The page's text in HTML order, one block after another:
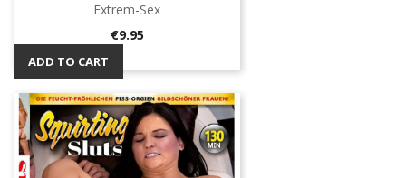
Extrem-Sex
Price
€9.95
ADD TO CART